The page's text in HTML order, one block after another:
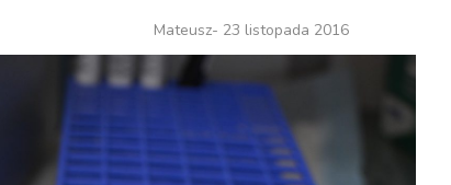
Mateusz- 23 listopada 2016